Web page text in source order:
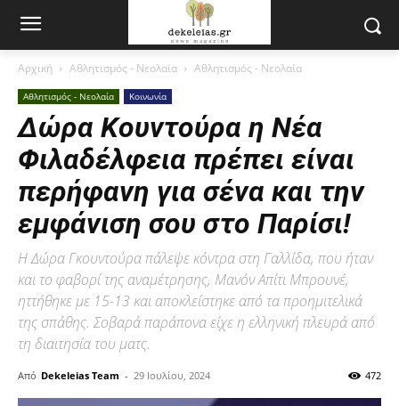
Αρχική Αθλητισμός - Νεολαία Αθλητισμός - Νεολαία
Αθλητισμός - Νεολαία Κοινωνία
Δώρα Κουντούρα η Νέα
Φιλαδέλφεια πρέπει είναι
περήφανη για σένα και την
εμφάνιση σου στο Παρίσι!
Η Δώρα Γκουντούρα πάλεψε κόντρα στη Γαλλίδα, που ήταν
και το φαβορί της αναμέτρησης, Μανόν Απίτι Μπρουνέ,
ηττήθηκε με 15-13 και αποκλείστηκε από τα προημιτελικά
της σπάθης. Σοβαρά παράπονα είχε η ελληνική πλευρά από
τη διαιτησία του ματς.
Από Dekeleias Team - 29 Ιουλίου, 2024 472